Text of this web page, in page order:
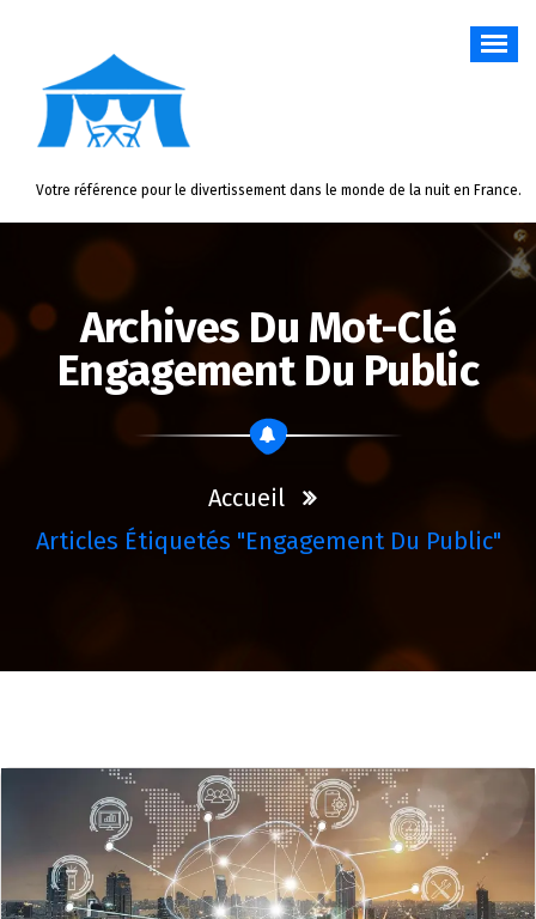
Votre référence pour le divertissement dans le monde de la nuit en France.
Archives Du Mot-Clé
Engagement Du Public
Accueil
Articles Étiquetés "engagement Du Public"